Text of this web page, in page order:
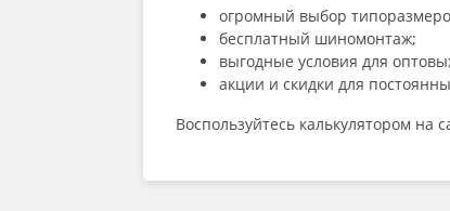
огромный выбор
бесплатный шиномонтаж;
выгодные условия для
акции и скидки для
Воспользуйтесь калькулятором на